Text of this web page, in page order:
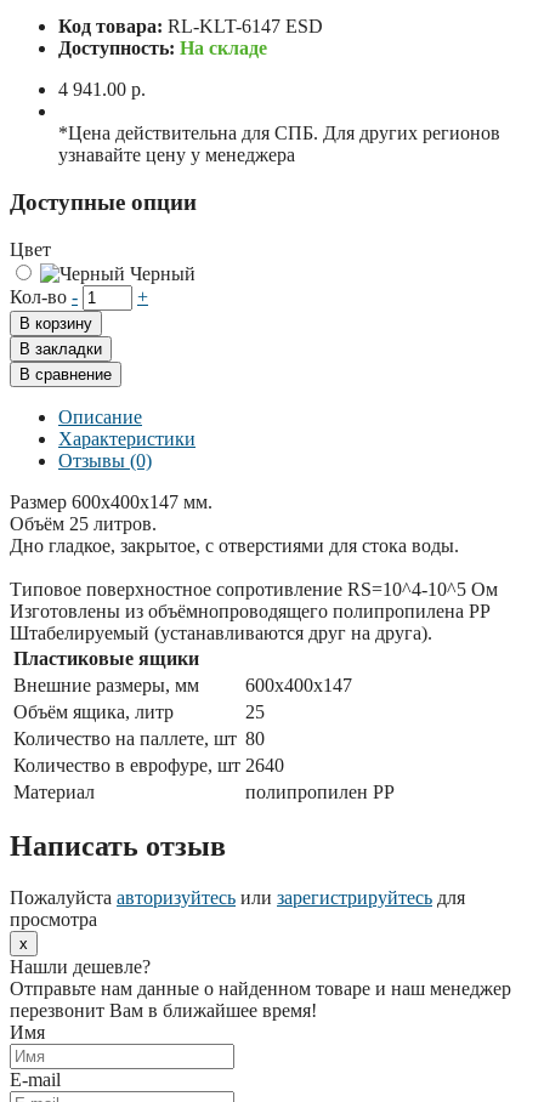
Код товара: RL-KLT-6147 ESD
Доступность: На складе
4 941.00 р.
*Цена действительна для СПБ. Для других регионов
узнавайте цену у менеджера
Доступные опции
Цвет
Черный
Кол-во - +
В корзину
В закладки
В сравнение
Описание
Характеристики
Отзывы (0)
Размер 600x400x147 мм.
Объём 25 литров.
Дно гладкое, закрытое, с отверстиями для стока воды.
Типовое поверхностное сопротивление RS=10^4-10^5 Ом
Изготовлены из объёмнопроводящего полипропилена PP
Штабелируемый (устанавливаются друг на друга).
Пластиковые ящики
Внешние размеры, мм
600x400x147
Объём ящика, литр
25
Количество на паллете, шт 80
Количество в еврофуре, шт 2640
Материал
полипропилен PP
Написать отзыв
Пожалуйста авторизуйтесь или зарегистрируйтесь для
просмотра
x
Нашли дешевле?
Отправьте нам данные о найденном товаре и наш менеджер
перезвонит Вам в ближайшее время!
Имя
E-mail